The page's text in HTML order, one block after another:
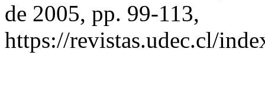
de 2005, pp. 99-113,
https://revistas.udec.cl/